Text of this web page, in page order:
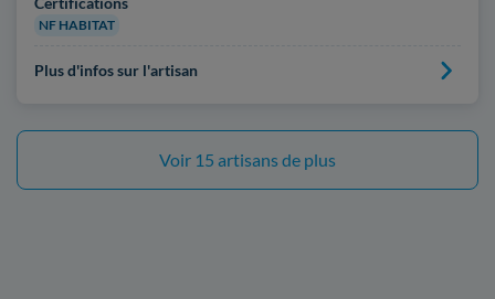
NF HABITAT
Plus d'infos sur l'artisan
Voir 15 artisans de plus